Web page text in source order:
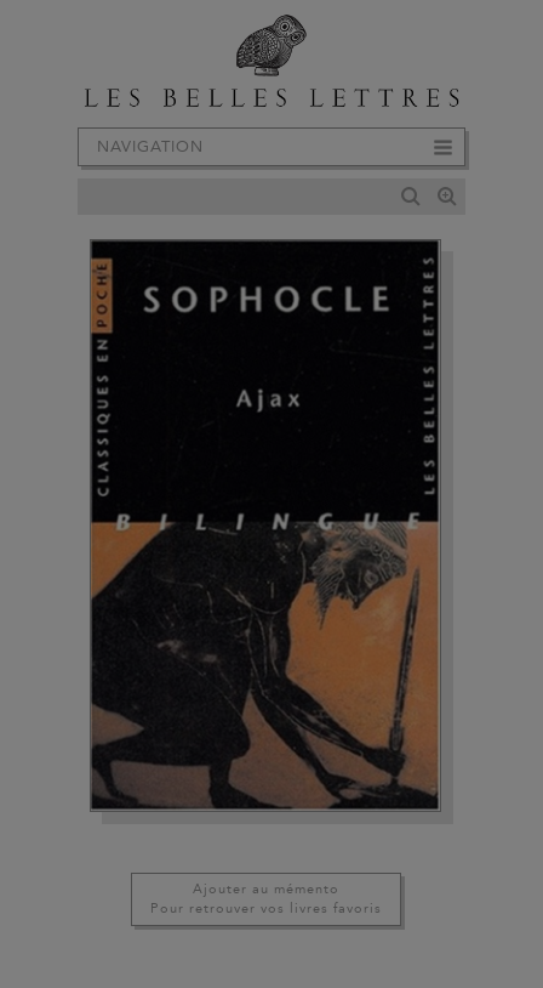
NAVIGATION
Ajouter au mémento
Pour retrouver vos livres favoris